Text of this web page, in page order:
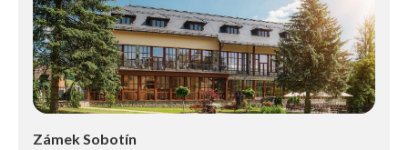
Zámek Sobotín